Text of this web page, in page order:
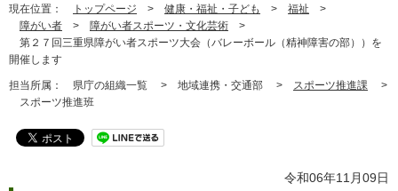
現在位置： トップページ > 健康・福祉・子ども > 福祉 >
障がい者 > 障がい者スポーツ・文化芸術 >
第２７回三重県障がい者スポーツ大会（バレーボール（精神障害の部））を
開催します
担当所属： 県庁の組織一覧 > 地域連携・交通部 > スポーツ推進課 >
スポーツ推進班
令和06年11月09日